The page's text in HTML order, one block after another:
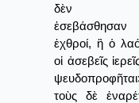
δὲν
ἐσεβάσθησαν
ἐχθροί, ἢ ὁ
οἱ ἀσεβεῖς
τοὺς δὲ